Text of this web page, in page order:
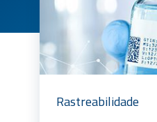
Rastreabilidade